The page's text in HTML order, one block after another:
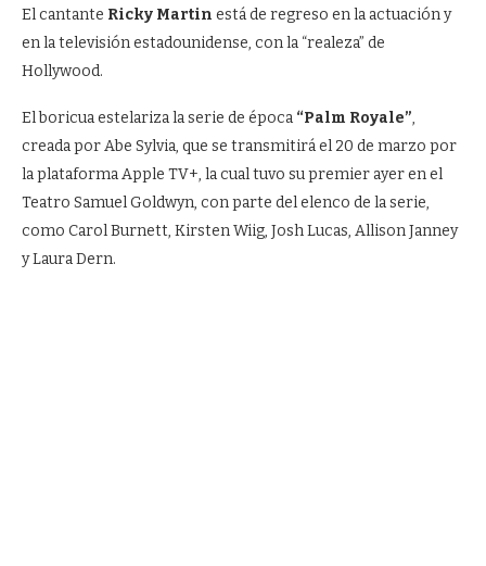
El cantante Ricky Martin está de regreso en la actuación y
en la televisión estadounidense, con la “realeza” de
Hollywood.
El boricua estelariza la serie de época “Palm Royale”,
creada por Abe Sylvia, que se transmitirá el 20 de marzo por
la plataforma Apple TV+, la cual tuvo su premier ayer en el
Teatro Samuel Goldwyn, con parte del elenco de la serie,
como Carol Burnett, Kirsten Wiig, Josh Lucas, Allison Janney
y Laura Dern.